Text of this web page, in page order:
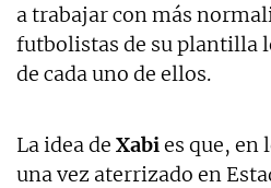
a trabajar con más
futbolistas de su plantilla
de cada uno de ellos.
La idea de Xabies que, en
una vez aterrizado en